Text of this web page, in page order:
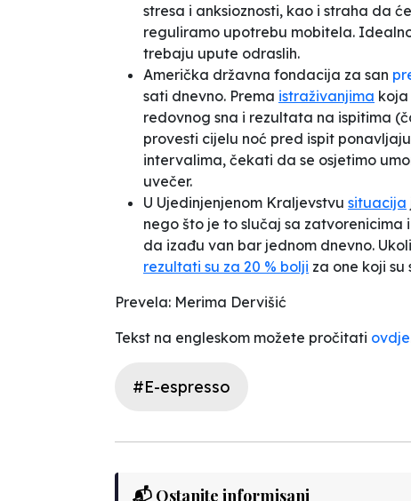
stresa i anksioznosti, kao i straha da
reguliramo upotrebu mobitela.
trebaju upute odraslih.
Američka državna fondacija za san
sati dnevno. Prema istraživanjima koja
redovnog sna i rezultata na ispitima
provesti cijelu noć pred ispit
intervalima, čekati da se osjetimo
uvečer.
U Ujedinjenjenom Kraljevstvu situacija
nego što je to slučaj sa
da izađu van bar jednom dnevno.
rezultati su za 20 % bolji za one koji
Prevela: Merima Dervišić
Tekst na engleskom možete pročitati ovdje
#E-espresso
📬 Ostanite informisani